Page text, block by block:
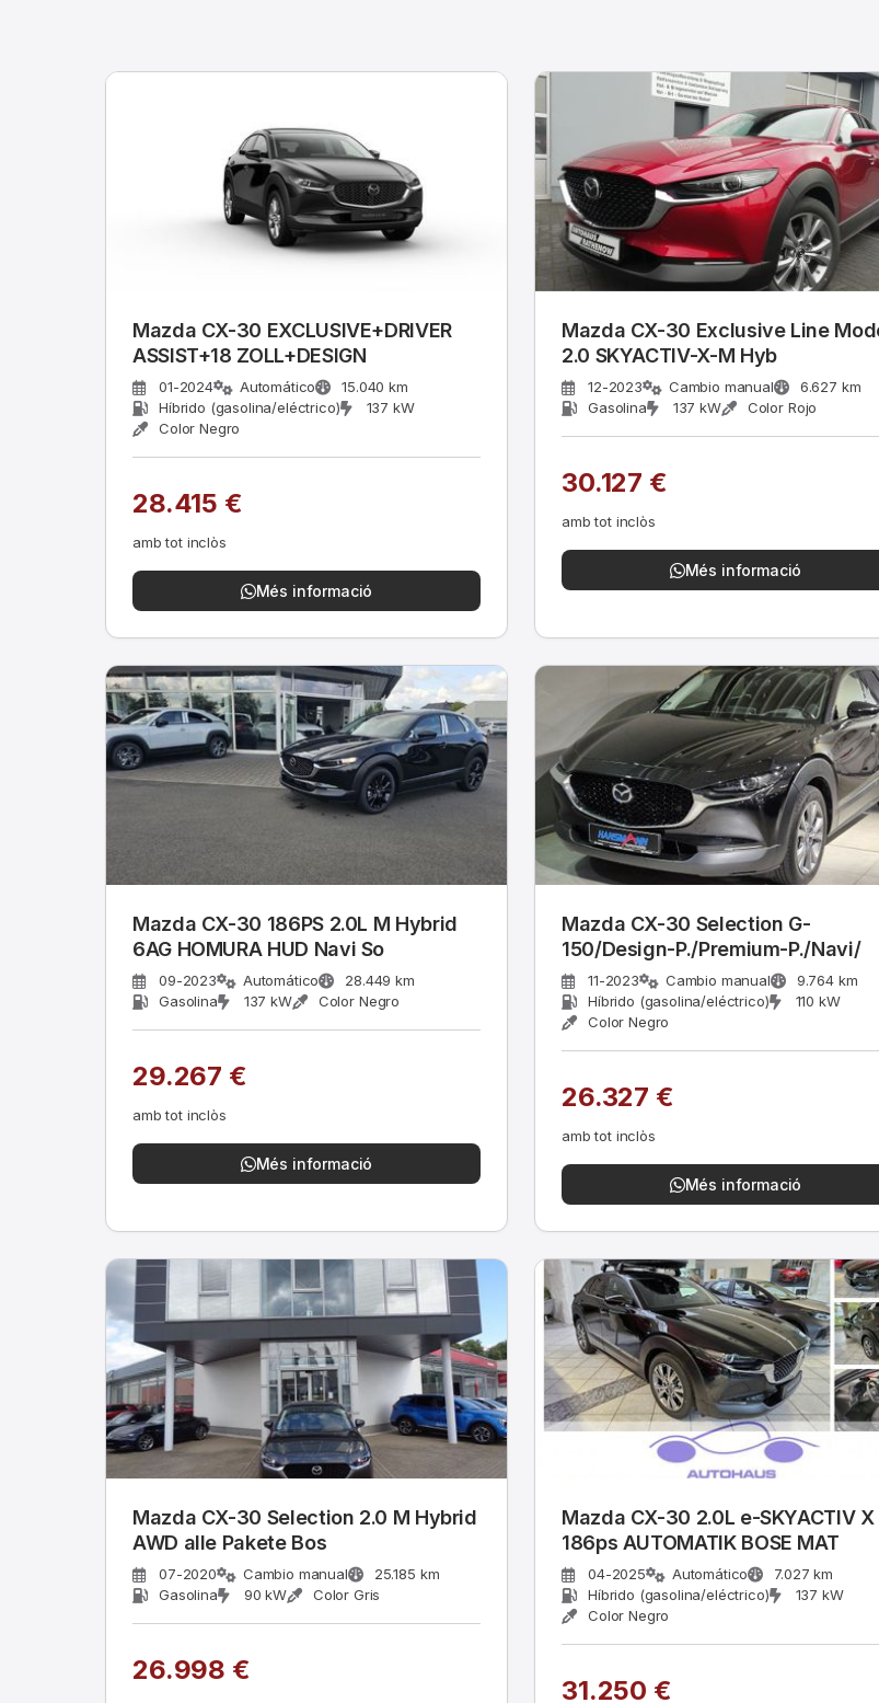
Mazda CX-30 EXCLUSIVE+DRIVER
ASSIST+18 ZOLL+DESIGN
01-2024 Automático
15.040 km
Híbrido (gasolina/eléctrico)
137 kW
Color Negro
28.415 €
amb tot inclòs
Més informació
Mazda CX-30 Exclusive Line
2.0 SKYACTIV-X-M Hyb
12-2023 Cambio manual
6.627 km
Gasolina
137 kW Color Rojo
30.127 €
amb tot inclòs
Més informació
Mazda CX-30 186PS 2.0L M Hybrid
6AG HOMURA HUD Navi So
09-2023 Automático
28.449 km
Gasolina
137 kW Color Negro
29.267 €
amb tot inclòs
Més informació
Mazda CX-30 Selection G-
150/Design-P./Premium-P./Navi/
11-2023 Cambio manual
9.764 km
Híbrido (gasolina/eléctrico)
110 kW
Color Negro
26.327 €
amb tot inclòs
Més informació
Mazda CX-30 Selection 2.0 M Hybrid
AWD alle Pakete Bos
07-2020 Cambio manual
25.185 km
Gasolina
90 kW Color Gris
26.998 €
Mazda CX-30 2.0L e-SKYACTIV X
186ps AUTOMATIK BOSE MAT
04-2025 Automático
7.027 km
Híbrido (gasolina/eléctrico)
137 kW
Color Negro
31.250 €